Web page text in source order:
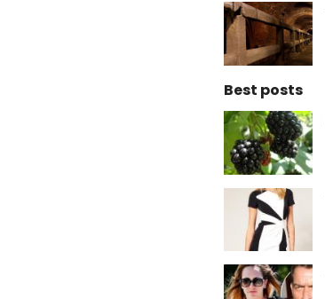
Best posts